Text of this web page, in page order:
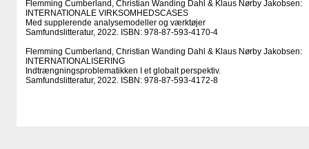
Flemming Cumberland, Christian Wanding Dahl & Klaus Nørby Jakobsen:
INTERNATIONALE VIRKSOMHEDSCASES
Med supplerende analysemodeller og værktøjer
Samfundslitteratur, 2022. ISBN: 978-87-593-4170-4
Flemming Cumberland, Christian Wanding Dahl & Klaus Nørby Jakobsen:
INTERNATIONALISERING
Indtrængningsproblematikken I et globalt perspektiv.
Samfundslitteratur, 2022. ISBN: 978-87-593-4172-8